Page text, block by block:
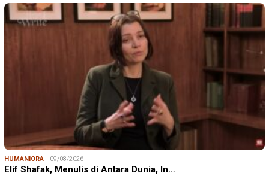
HUMANIORA 09/08/2026
Elif Shafak, Menulis di Antara Dunia, In…